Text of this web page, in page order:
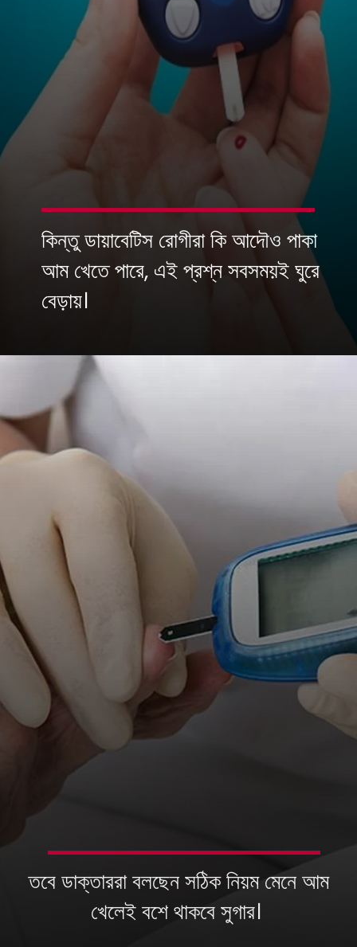
কিন্তু ডায়াবেটিস রোগীরা কি আদৌও পাকা
আম খেতে পারে, এই প্রশ্ন সবসময়ই ঘুরে
বেড়ায়।
তবে ডাক্তাররা বলছেন সঠিক নিয়ম মেনে আম
খেলেই বশে থাকবে সুগার।